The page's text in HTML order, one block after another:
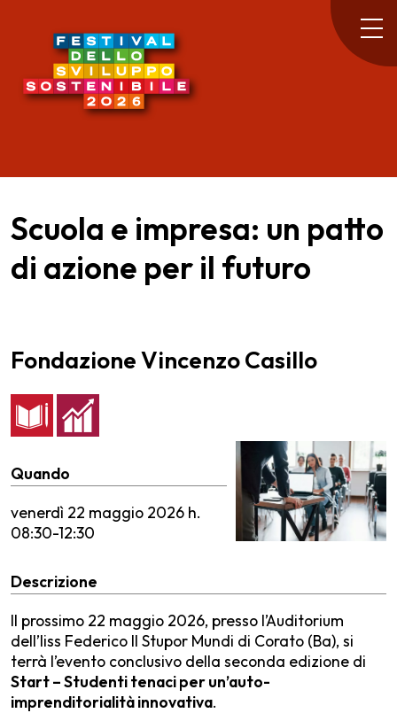
Scuola e impresa: un patto
di azione per il futuro
Fondazione Vincenzo Casillo
Quando
venerdì 22 maggio 2026 h.
08:30-12:30
Descrizione
Il prossimo 22 maggio 2026, presso l’Auditorium
dell’Iiss Federico II Stupor Mundi di Corato (Ba), si
terrà l’evento conclusivo della seconda edizione di
Start – Studenti tenaci per un’auto-
imprenditorialità innovativa.